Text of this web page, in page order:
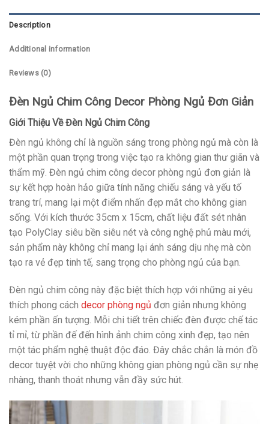
Description
Additional information
Reviews (0)
Đèn Ngủ Chim Công Decor Phòng Ngủ Đơn Giản
Giới Thiệu Về Đèn Ngủ Chim Công
Đèn ngủ không chỉ là nguồn sáng trong phòng ngủ mà còn là
một phần quan trọng trong việc tạo ra không gian thư giãn và
thẩm mỹ. Đèn ngủ chim công decor phòng ngủ đơn giản là
sự kết hợp hoàn hảo giữa tính năng chiếu sáng và yếu tố
trang trí, mang lại một điểm nhấn đẹp mắt cho không gian
sống. Với kích thước 35cm x 15cm, chất liệu đất sét nhân
tạo PolyClay siêu bền siêu nét và công nghệ phủ màu mới,
sản phẩm này không chỉ mang lại ánh sáng dịu nhẹ mà còn
tạo ra vẻ đẹp tinh tế, sang trọng cho phòng ngủ của bạn.
Đèn ngủ chim công này đặc biệt thích hợp với những ai yêu
thích phong cách decor phòng ngủ đơn giản nhưng không
kém phần ấn tượng. Mỗi chi tiết trên chiếc đèn được chế tác
tỉ mỉ, từ phần đế đến hình ảnh chim công xinh đẹp, tạo nên
một tác phẩm nghệ thuật độc đáo. Đây chắc chắn là món đồ
decor tuyệt vời cho những không gian phòng ngủ cần sự nhẹ
nhàng, thanh thoát nhưng vẫn đầy sức hút.